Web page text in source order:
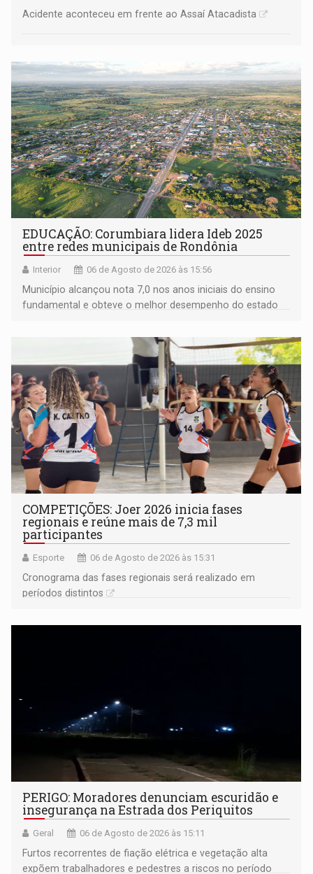
Acidente aconteceu em frente ao Assaí Atacadista
EDUCAÇÃO: Corumbiara lidera Ideb 2025
entre redes municipais de Rondônia
Interior 06 de Agosto de 2026 às 15:56
Município alcançou nota 7,0 nos anos iniciais do ensino
fundamental e obteve o melhor desempenho do estado
COMPETIÇÕES: Joer 2026 inicia fases
regionais e reúne mais de 7,3 mil
participantes
Esporte 06 de Agosto de 2026 às 15:31
Cronograma das fases regionais será realizado em
períodos distintos
PERIGO: Moradores denunciam escuridão e
insegurança na Estrada dos Periquitos
Geral 06 de Agosto de 2026 às 15:11
Furtos recorrentes de fiação elétrica e vegetação alta
expõem trabalhadores e pedestres a riscos no período